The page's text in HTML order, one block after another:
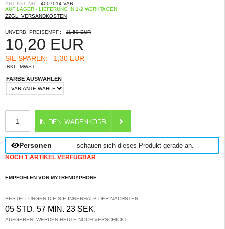
ARTIKEL-NR.: 4007014-VAR
AUF LAGER - LIEFERUNG IN 1-2 WERKTAGEN
ZZGL. VERSANDKOSTEN
UNVERB. PREISEMPF.: 11,50 EUR
10,20 EUR
SIE SPAREN: 1,30 EUR
INKL. MWST
FARBE AUSWÄHLEN
Personen schauen sich dieses Produkt gerade an.
NOCH 1 ARTIKEL VERFÜGBAR
EMPFOHLEN VON MYTRENDYPHONE
BESTELLUNGEN DIE SIE INNERHALB DER NÄCHSTEN
05 STD. 57 MIN. 22 SEK.
AUFGEBEN, WERDEN HEUTE NOCH VERSCHICKT!